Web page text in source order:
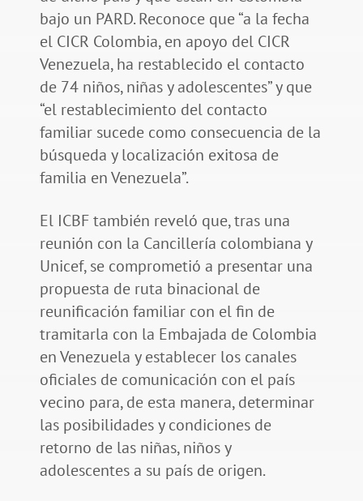
bajo un PARD. Reconoce que “a la fecha
el CICR Colombia, en apoyo del CICR
Venezuela, ha restablecido el contacto
de 74 niños, niñas y adolescentes” y que
“el restablecimiento del contacto
familiar sucede como consecuencia de la
búsqueda y localización exitosa de
familia en Venezuela”.
El ICBF también reveló que, tras una
reunión con la Cancillería colombiana y
Unicef, se comprometió a presentar una
propuesta de ruta binacional de
reunificación familiar con el fin de
tramitarla con la Embajada de Colombia
en Venezuela y establecer los canales
oficiales de comunicación con el país
vecino para, de esta manera, determinar
las posibilidades y condiciones de
retorno de las niñas, niños y
adolescentes a su país de origen.